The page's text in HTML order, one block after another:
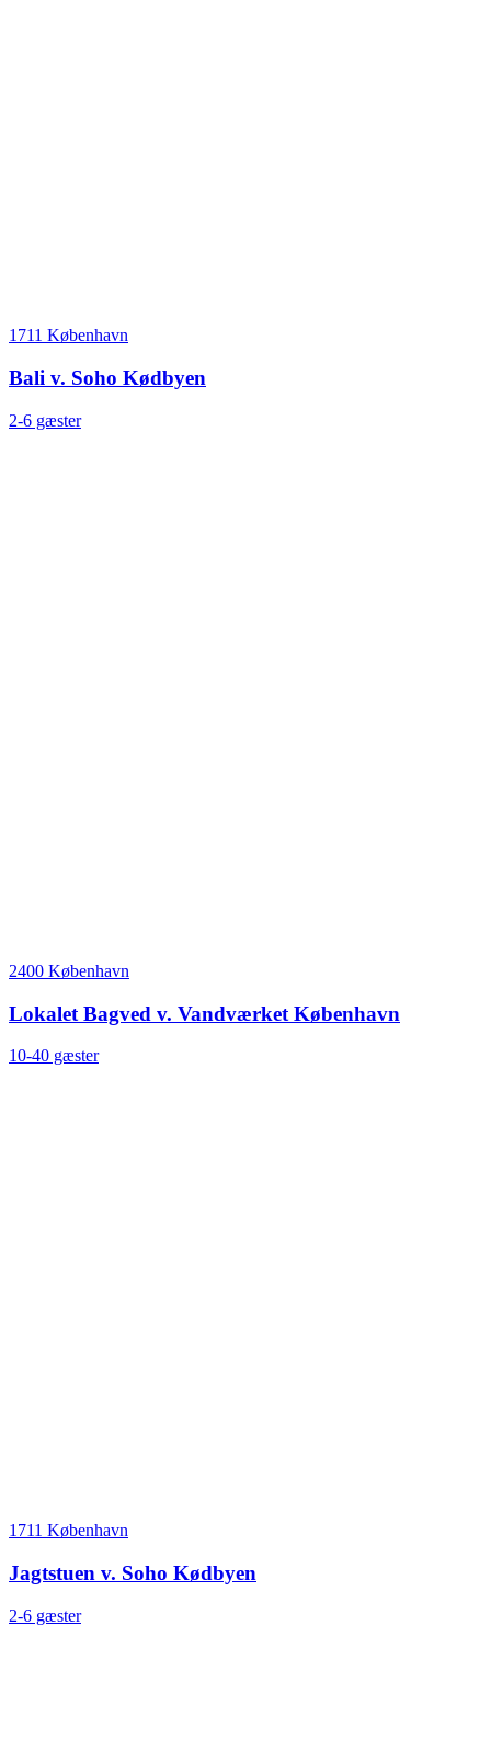
1711 København
Bali v. Soho Kødbyen
2-6 gæster
2400 København
Lokalet Bagved v. Vandværket København
10-40 gæster
1711 København
Jagtstuen v. Soho Kødbyen
2-6 gæster